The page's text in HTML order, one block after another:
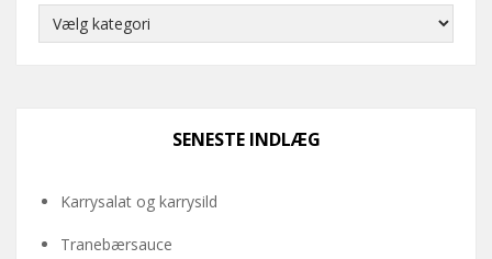
Kategorier
SENESTE INDLÆG
Karrysalat og karrysild
Tranebærsauce